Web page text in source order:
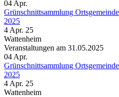
04 Apr.
Grünschnittsammlung
2025
4 Apr. 25
Wattenheim
Veranstaltungen am 31.05.2025
04 Apr.
Grünschnittsammlung
2025
4 Apr. 25
Wattenheim